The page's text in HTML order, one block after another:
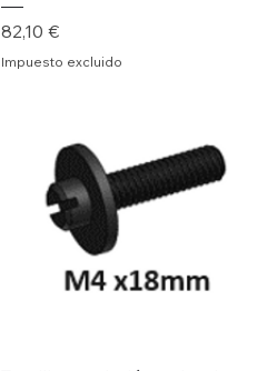
Precio
82,10 €
Impuesto excluido